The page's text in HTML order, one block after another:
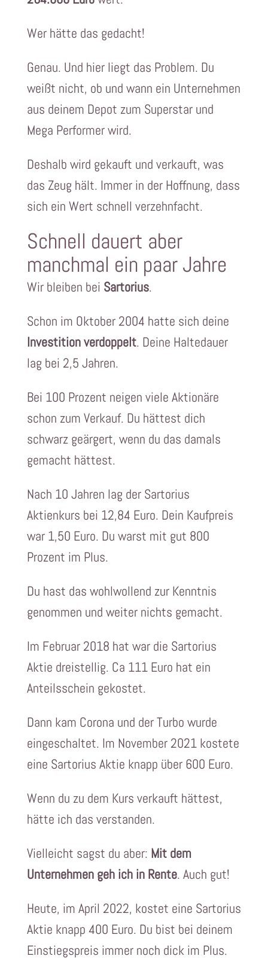
Wer hätte das gedacht!
Genau. Und hier liegt das Problem. Du
weißt nicht, ob und wann ein Unternehmen
aus deinem Depot zum Superstar und
Mega Performer wird.
Deshalb wird gekauft und verkauft, was
das Zeug hält. Immer in der Hoffnung, dass
sich ein Wert schnell verzehnfacht.
Schnell dauert aber
manchmal ein paar Jahre
Wir bleiben bei Sartorius.
Schon im Oktober 2004 hatte sich deine
Investition verdoppelt. Deine Haltedauer
lag bei 2,5 Jahren.
Bei 100 Prozent neigen viele Aktionäre
schon zum Verkauf. Du hättest dich
schwarz geärgert, wenn du das damals
gemacht hättest.
Nach 10 Jahren lag der Sartorius
Aktienkurs bei 12,84 Euro. Dein Kaufpreis
war 1,50 Euro. Du warst mit gut 800
Prozent im Plus.
Du hast das wohlwollend zur Kenntnis
genommen und weiter nichts gemacht.
Im Februar 2018 hat war die Sartorius
Aktie dreistellig. Ca 111 Euro hat ein
Anteilsschein gekostet.
Dann kam Corona und der Turbo wurde
eingeschaltet. Im November 2021 kostete
eine Sartorius Aktie knapp über 600 Euro.
Wenn du zu dem Kurs verkauft hättest,
hätte ich das verstanden.
Vielleicht sagst du aber: Mit dem
Unternehmen geh ich in Rente. Auch gut!
Heute, im April 2022, kostet eine Sartorius
Aktie knapp 400 Euro. Du bist bei deinem
Einstiegspreis immer noch dick im Plus.